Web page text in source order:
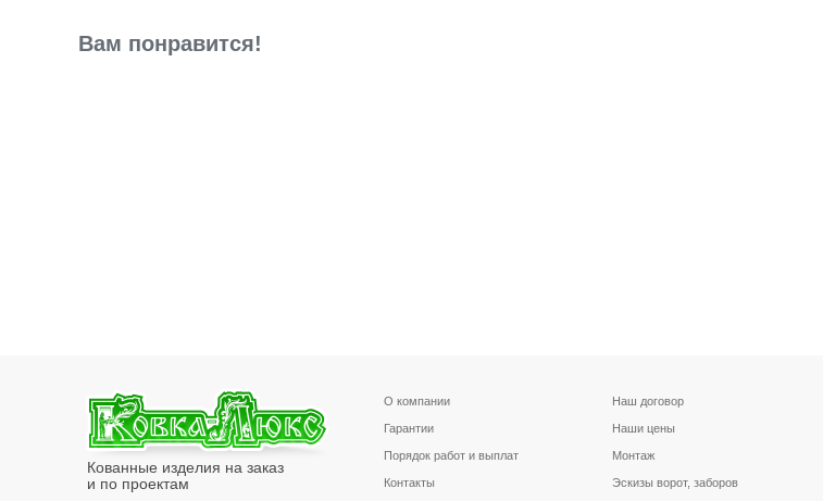
Вам понравится!
Кованные изделия на заказ
и по проектам
О компании Наш договор
Гарантии Наши цены
Порядок работ и выплат Монтаж
Контакты Эскизы ворот, заборов